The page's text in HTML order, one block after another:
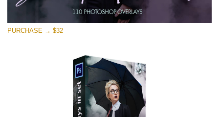
PURCHASE → $32